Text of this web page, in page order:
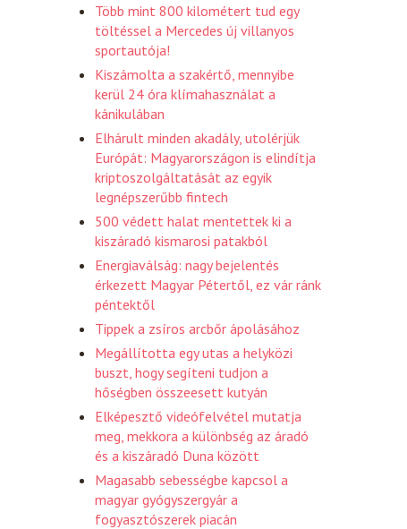
Több mint 800 kilométert tud egy
töltéssel a Mercedes új villanyos
sportautója!
Kiszámolta a szakértő, mennyibe
kerül 24 óra klímahasználat a
kánikulában
Elhárult minden akadály, utolérjük
Európát: Magyarországon is elindítja
kriptoszolgáltatását az egyik
legnépszerűbb fintech
500 védett halat mentettek ki a
kiszáradó kismarosi patakból
Energiaválság: nagy bejelentés
érkezett Magyar Pétertől, ez vár ránk
péntektől
Tippek a zsíros arcbőr ápolásához
Megállította egy utas a helyközi
buszt, hogy segíteni tudjon a
hőségben összeesett kutyán
Elképesztő videófelvétel mutatja
meg, mekkora a különbség az áradó
és a kiszáradó Duna között
Magasabb sebességbe kapcsol a
magyar gyógyszergyár a
fogyasztószerek piacán